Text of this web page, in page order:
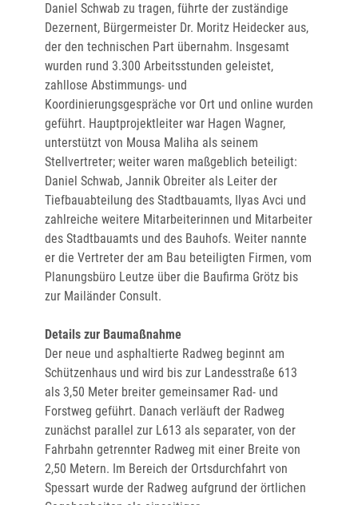
Daniel Schwab zu tragen, führte der zuständige
Dezernent, Bürgermeister Dr. Moritz Heidecker aus,
der den technischen Part übernahm. Insgesamt
wurden rund 3.300 Arbeitsstunden geleistet,
zahllose Abstimmungs- und
Koordinierungsgespräche vor Ort und online wurden
geführt. Hauptprojektleiter war Hagen Wagner,
unterstützt von Mousa Maliha als seinem
Stellvertreter; weiter waren maßgeblich beteiligt:
Daniel Schwab, Jannik Obreiter als Leiter der
Tiefbauabteilung des Stadtbauamts, Ilyas Avci und
zahlreiche weitere Mitarbeiterinnen und Mitarbeiter
des Stadtbauamts und des Bauhofs. Weiter nannte
er die Vertreter der am Bau beteiligten Firmen, vom
Planungsbüro Leutze über die Baufirma Grötz bis
zur Mailänder Consult.
Details zur Baumaßnahme
Der neue und asphaltierte Radweg beginnt am
Schützenhaus und wird bis zur Landesstraße 613
als 3,50 Meter breiter gemeinsamer Rad- und
Forstweg geführt. Danach verläuft der Radweg
zunächst parallel zur L613 als separater, von der
Fahrbahn getrennter Radweg mit einer Breite von
2,50 Metern. Im Bereich der Ortsdurchfahrt von
Spessart wurde der Radweg aufgrund der örtlichen